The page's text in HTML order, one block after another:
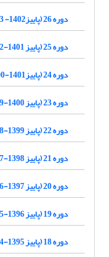
دوره 26 (پاییز1402- 1403)
دوره 25 (پاییز 1401-1402)
دوره 24 (پاییز1401-1400)
دوره 23 (پاییز 1400-1399)
دوره 22 (پاییز 1399-1398)
دوره 21 (پاییز 1398-1397)
دوره 20 (پاییز 1397-1396)
دوره 19 (پاییز 1396-1395)
دوره 18 (پاییز 1395-1394)